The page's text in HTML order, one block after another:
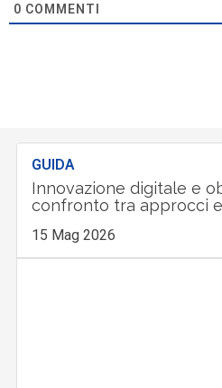
0 COMMENTI
GUIDA
Innovazione digitale e
confronto tra approcci
15 Mag 2026